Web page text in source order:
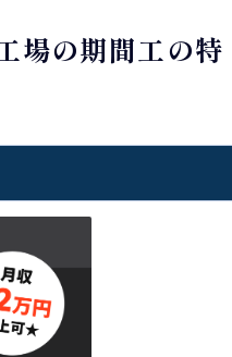
場の期間工の特